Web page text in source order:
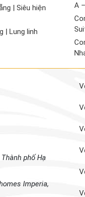
| Siêu hiện
| Lung linh
A
phố Hạ
Imperia,